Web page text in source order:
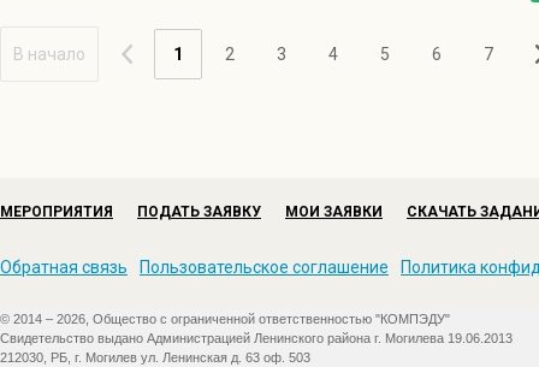
В начало 1 2 3 4 5 6 7
МЕРОПРИЯТИЯ ПОДАТЬ ЗАЯВКУ МОИ ЗАЯВКИ СКАЧАТЬ
Обратная связь Пользовательское соглашение Политика
© 2014 – 2026, Общество с ограниченной ответственностью "КОМПЭДУ"
Свидетельство выдано Администрацией Ленинского района г. Могилева 19.06.2013
212030, РБ, г. Могилев ул. Ленинская д. 63 оф. 503